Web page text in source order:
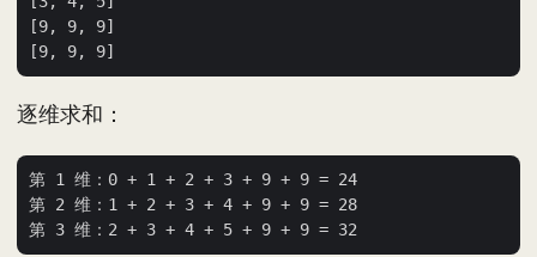
[9, 9, 9]
逐维求和：
第 1 维：0 + 1 + 2 + 3 + 9 + 9 = 24
第 2 维：1 + 2 + 3 + 4 + 9 + 9 = 28